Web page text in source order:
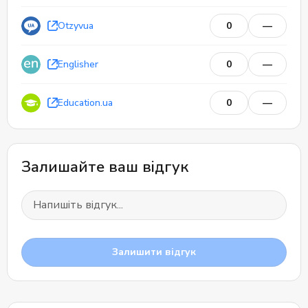
Otzyvua 0 —
Englisher 0 —
Education.ua 0 —
Залишайте ваш відгук
Залишити відгук